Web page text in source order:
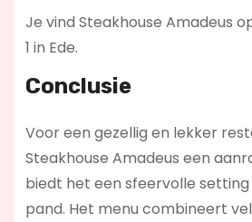
Je vind Steakhouse Amadeus
1 in Ede.
Conclusie
Voor een gezellig en lekker
Steakhouse Amadeus een
biedt het een sfeervolle
pand. Het menu combineert